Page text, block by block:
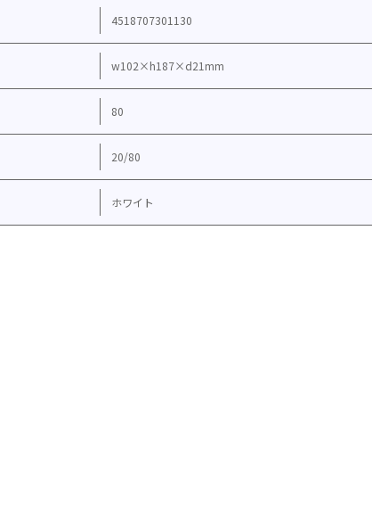
4518707301130
w102×h187×d21mm
80
20/80
ホワイト